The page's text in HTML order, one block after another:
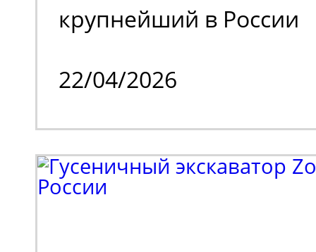
крупнейший в России
деятельности
и реализация
также тяжелое
Партнеру
22/04/2026